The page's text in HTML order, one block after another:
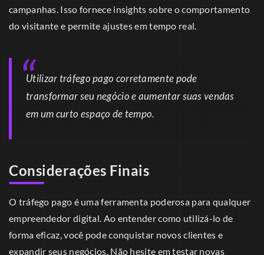
campanhas. Isso fornece insights sobre o comportamento
do visitante e permite ajustes em tempo real.
Utilizar tráfego pago corretamente pode
transformar seu negócio e aumentar suas vendas
em um curto espaço de tempo.
Considerações Finais
O tráfego pago é uma ferramenta poderosa para qualquer
empreendedor digital. Ao entender como utilizá-lo de
forma eficaz, você pode conquistar novos clientes e
expandir seus negócios. Não hesite em testar novas